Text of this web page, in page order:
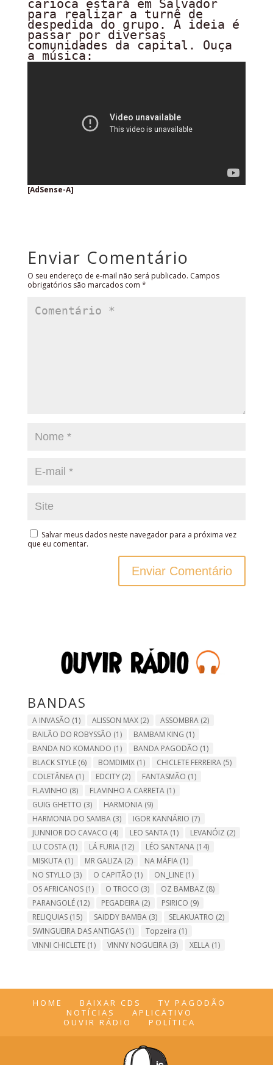
carioca estará em Salvador
para realizar a turnê de
despedida do grupo. A ideia é
passar por diversas
comunidades da capital. Ouça
a música:
[AdSense-A]
Enviar Comentário
O seu endereço de e-mail não será publicado. Campos
obrigatórios são marcados com *
Salvar meus dados neste navegador para a próxima vez
que eu comentar.
BANDAS
A INVASÃO (1) ALISSON MAX(2) ASSOMBRA(2)
BAILÃO DO ROBYSSÃO (1) BAMBAM KING (1)
BANDA NO KOMANDO (1) BANDA PAGODÃO (1)
BLACK STYLE(6) BOMDIMIX(1) CHICLETE FERREIRA(5)
COLETÂNEA(1) EDCITY(2) FANTASMÃO (1)
FLAVINHO (8) FLAVINHO A CARRETA(1)
GUIG GHETTO (3) HARMONIA(9)
HARMONIA DO SAMBA(3) IGOR KANNÁRIO (7)
JUNNIOR DO CAVACO (4) LEO SANTA(1) LEVANÓIZ (2)
LU COSTA(1) LÁ FURIA(12) LÉO SANTANA(14)
MISKUTA(1) MR GALIZA(2) NA MÁFIA(1)
NO STYLLO (3) O CAPITÃO (1) ON_LINE(1)
OS AFRICANOS(1) O TROCO (3) OZ BAMBAZ (8)
PARANGOLÉ(12) PEGADEIRA(2) PSIRICO (9)
RELIQUIAS(15) SAIDDY BAMBA(3) SELAKUATRO (2)
SWINGUEIRA DAS ANTIGAS(1) Topzeira (1)
VINNI CHICLETE(1) VINNY NOGUEIRA(3) XELLA(1)
HOME BAIXAR CDS
TV PAGODÃO
NOTÍCIAS
APLICATIVO
OUVIR RÁDIO
POLÍTICA